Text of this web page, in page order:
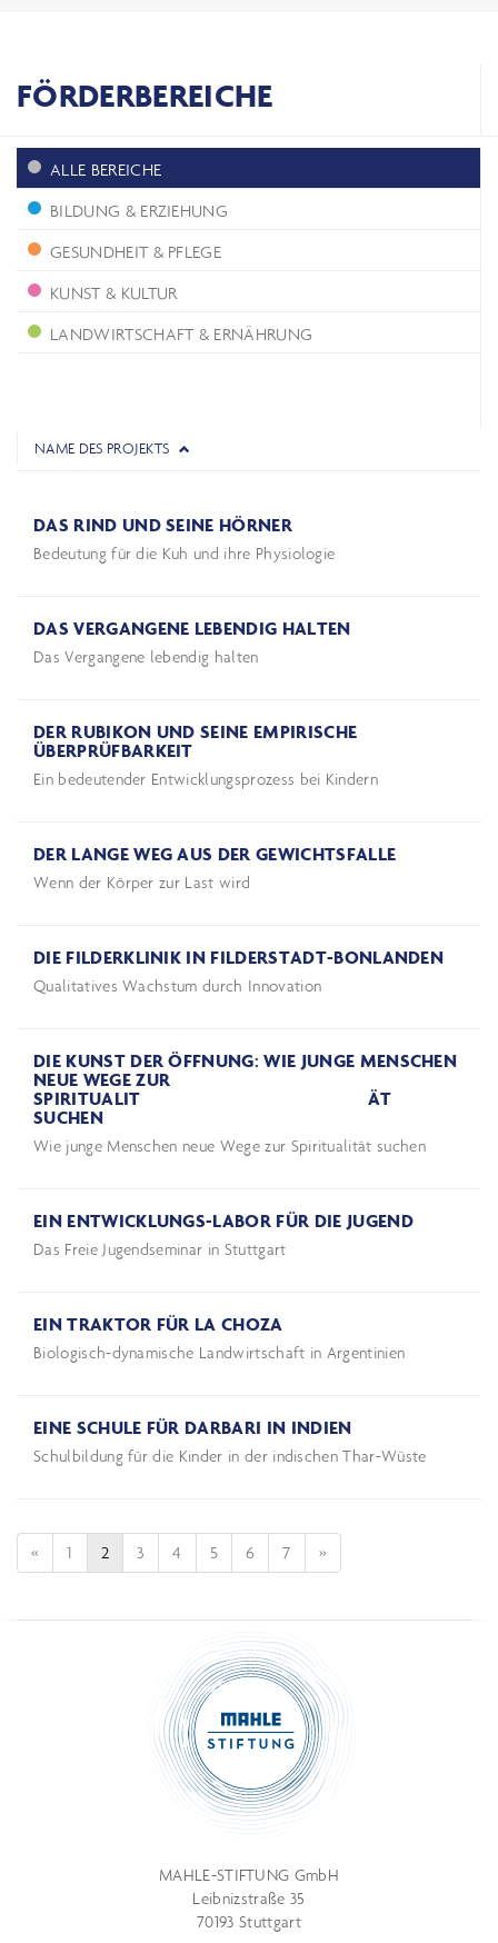
FÖRDERBEREICHE
ALLE BEREICHE
BILDUNG & ERZIEHUNG
GESUNDHEIT & PFLEGE
KUNST & KULTUR
LANDWIRTSCHAFT & ERNÄHRUNG
NAME DES PROJEKTS
DAS RIND UND SEINE HÖRNER
Bedeutung für die Kuh und ihre Physiologie
DAS VERGANGENE LEBENDIG HALTEN
Das Vergangene lebendig halten
DER RUBIKON UND SEINE EMPIRISCHE
ÜBERPRÜFBARKEIT
Ein bedeutender Entwicklungsprozess bei Kindern
DER LANGE WEG AUS DER GEWICHTSFALLE
Wenn der Körper zur Last wird
DIE FILDERKLINIK IN FILDERSTADT-BONLANDEN
Qualitatives Wachstum durch Innovation
DIE KUNST DER ÖFFNUNG: WIE JUNGE MENSCHEN
NEUE WEGE ZUR
SPIRITUALITÄT
SUCHEN
Wie junge Menschen neue Wege zur Spiritualität suchen
EIN ENTWICKLUNGS-LABOR FÜR DIE JUGEND
Das Freie Jugendseminar in Stuttgart
EIN TRAKTOR FÜR LA CHOZA
Biologisch-dynamische Landwirtschaft in Argentinien
EINE SCHULE FÜR DARBARI IN INDIEN
Schulbildung für die Kinder in der indischen Thar-Wüste
« 1 2 3 4 5 6 7 »
MAHLE-STIFTUNG GmbH
Leibnizstraße 35
70193 Stuttgart